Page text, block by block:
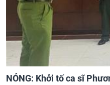
NÓNG: Khởi tố ca sĩ